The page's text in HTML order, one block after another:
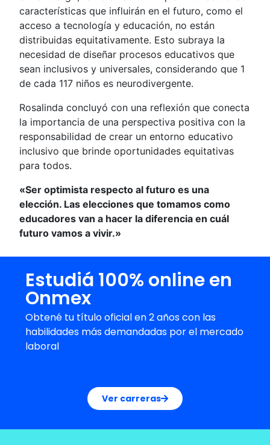
características que influirán en el futuro, como el
acceso a tecnología y educación, no están
distribuidas equitativamente. Esto subraya la
necesidad de diseñar procesos educativos que
sean inclusivos y universales, considerando que 1
de cada 117 niños es neurodivergente.
Rosalinda concluyó con una reflexión que conecta
la importancia de una perspectiva positiva con la
responsabilidad de crear un entorno educativo
inclusivo que brinde oportunidades equitativas
para todos.
«Ser optimista respecto al futuro es una
elección. Las elecciones que tomamos como
educadores van a hacer la diferencia en cuál
futuro vamos a vivir.»
Estudiá 100% online en
Onmex
Obtené tu título oficial en 2 años con las
habilidades más demandadas por el mercado
laboral
Ver carreras